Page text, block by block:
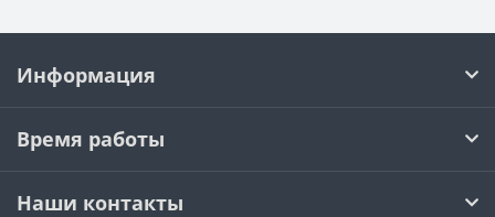
Информация
Время работы
Наши контакты